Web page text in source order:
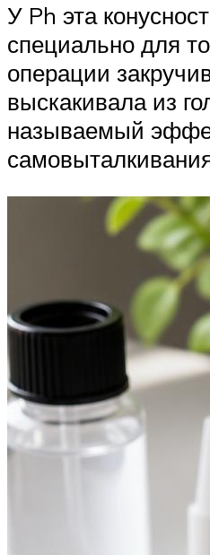
У Ph эта
специально для
операции
выскакивала из
называемый